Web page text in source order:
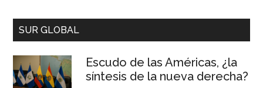
SUR GLOBAL
Escudo de las Américas, ¿la
síntesis de la nueva derecha?